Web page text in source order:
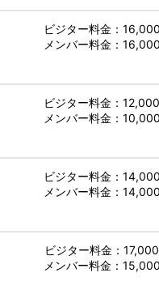
ビジター料金：
メンバー料金：
ビジター料金：
メンバー料金：
ビジター料金：
メンバー料金：
ビジター料金：
メンバー料金：